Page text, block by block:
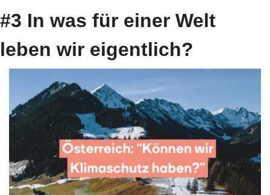
#3 In was für einer Welt
leben wir eigentlich?